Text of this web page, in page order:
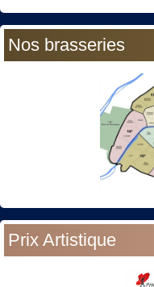
Nos brasseries
Prix Artistique